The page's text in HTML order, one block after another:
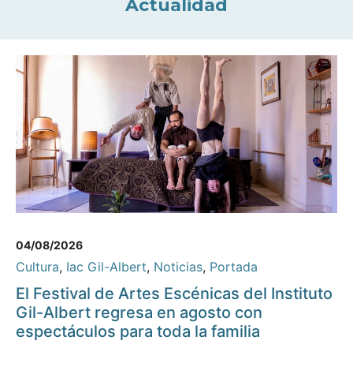
Actualidad
04/08/2026
Cultura, Iac Gil-Albert, Noticias, Portada
El Festival de Artes Escénicas del Instituto
Gil-Albert regresa en agosto con
espectáculos para toda la familia